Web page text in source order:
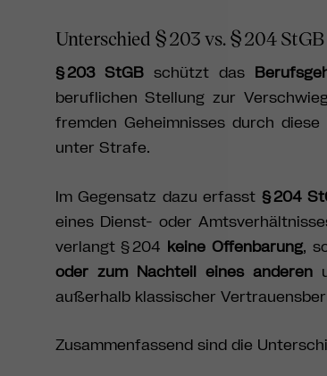
Unterschied § 203 vs. § 204 StGB
§ 203 StGBschützt das
beruflichen Stellung zur
fremden Geheimnisses durch
unter Strafe.
Im Gegensatz dazu erfasst § 204
eines Dienst- oder
verlangt § 204 keine Offenbarung,
oder zum Nachteil eines anderen
außerhalb klassischer
Zusammenfassend sind die